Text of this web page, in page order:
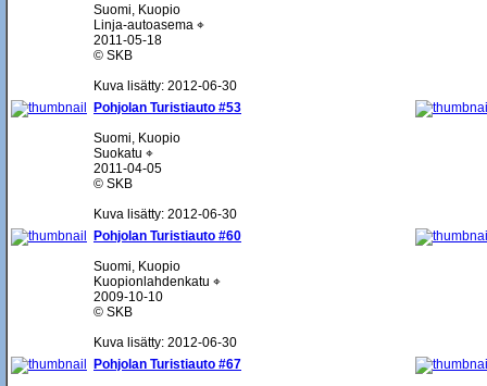
Suomi, Kuopio
Linja-autoasema ⌖
2011-05-18
© SKB
Kuva lisätty: 2012-06-30
Pohjolan Turistiauto #53
Suomi, Kuopio
Suokatu ⌖
2011-04-05
© SKB
Kuva lisätty: 2012-06-30
Pohjolan Turistiauto #60
Suomi, Kuopio
Kuopionlahdenkatu ⌖
2009-10-10
© SKB
Kuva lisätty: 2012-06-30
Pohjolan Turistiauto #67